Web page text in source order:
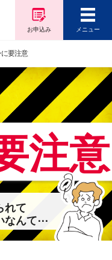
メニュー
お申込み
要注意
注意
れて
なんて⋯